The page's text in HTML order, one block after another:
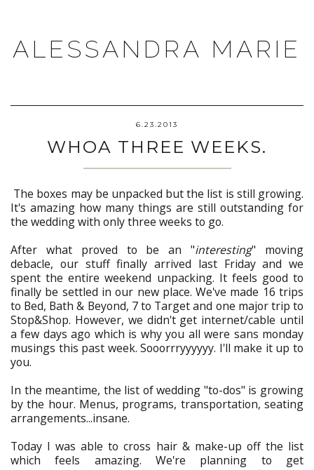
ALESSANDRA MARIE
6.23.2013
WHOA THREE WEEKS.
The boxes may be unpacked but the list is still growing.
It's amazing how many things are still outstanding for
the wedding with only three weeks to go.
After what proved to be an "interesting" moving
debacle, our stuff finally arrived last Friday and we
spent the entire weekend unpacking. It feels good to
finally be settled in our new place. We've made 16 trips
to Bed, Bath & Beyond, 7 to Target and one major trip to
Stop&Shop. However, we didn't get internet/cable until
a few days ago which is why you all were sans monday
musings this past week. Sooorrryyyyyy. I'll make it up to
you.
In the meantime, the list of wedding "to-dos" is growing
by the hour. Menus, programs, transportation, seating
arrangements...insane.
Today I was able to cross hair & make-up off the list
which feels amazing. We're planning to get